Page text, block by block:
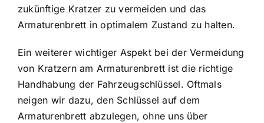
zukünftige Kratzer zu vermeiden und das
Armaturenbrett in optimalem Zustand zu halten.
Ein weiterer wichtiger Aspekt bei der Vermeidung
von Kratzern am Armaturenbrett ist die richtige
Handhabung der Fahrzeugschlüssel. Oftmals
neigen wir dazu, den Schlüssel auf dem
Armaturenbrett abzulegen, ohne uns über